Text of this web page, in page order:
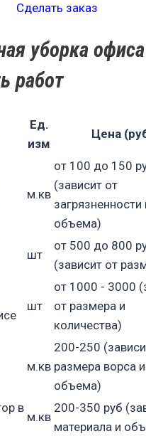
Сделать заказ
уборка
работ
Ед.
изм
Цена
м.кв
от 100 до 150
(зависит от
загрязненности
объема)
шт
от 500 до 800
(зависит от
шт
от 1000 - 3000
от размера и
количества)
м.кв
200-250
размера ворса и
объема)
в
м.кв
200-350 руб
материала и